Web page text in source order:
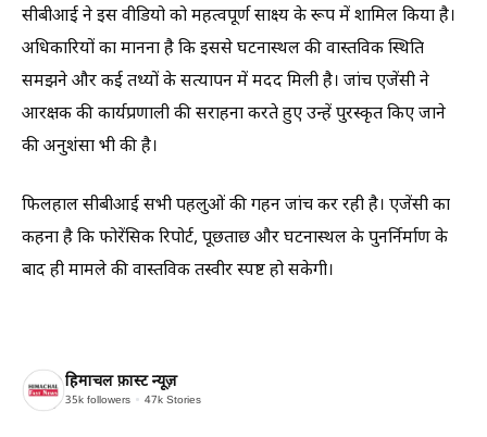
सीबीआई ने इस वीडियो को महत्वपूर्ण साक्ष्य के रूप में शामिल किया है।
अधिकारियों का मानना है कि इससे घटनास्थल की वास्तविक स्थिति
समझने और कई तथ्यों के सत्यापन में मदद मिली है। जांच एजेंसी ने
आरक्षक की कार्यप्रणाली की सराहना करते हुए उन्हें पुरस्कृत किए जाने
की अनुशंसा भी की है।
फिलहाल सीबीआई सभी पहलुओं की गहन जांच कर रही है। एजेंसी का
कहना है कि फोरेंसिक रिपोर्ट, पूछताछ और घटनास्थल के पुनर्निर्माण के
बाद ही मामले की वास्तविक तस्वीर स्पष्ट हो सकेगी।
हिमाचल फ़ास्ट न्यूज़
35k followers 47k Stories